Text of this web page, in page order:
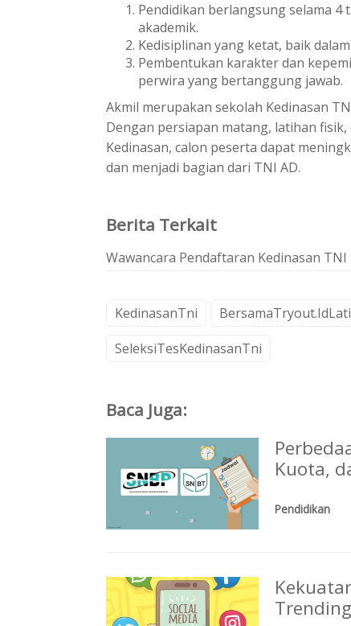
Pendidikan berlangsung selama
akademik.
Kedisiplinan yang ketat, baik
Pembentukan karakter dan
perwira yang bertanggung jawab.
Akmil merupakan sekolah Kedinasan
Dengan persiapan matang, latihan fisik,
Kedinasan, calon peserta dapat
dan menjadi bagian dari TNI AD.
Berita Terkait
Wawancara Pendaftaran Kedinasan
KedinasanTni
SeleksiTesKedinasanTni
Baca Juga:
Kuota,
Pendidikan